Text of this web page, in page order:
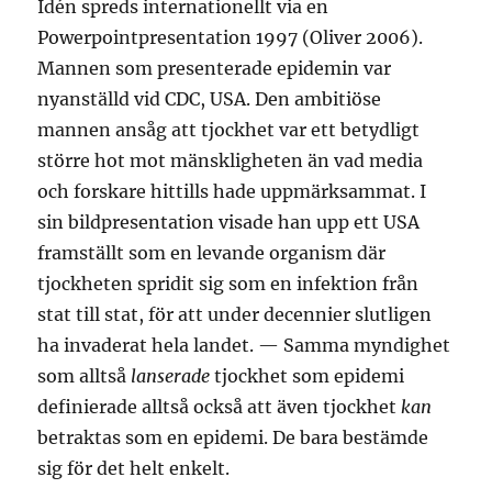
Idén spreds internationellt via en
Powerpointpresentation 1997 (Oliver 2006).
Mannen som presenterade epidemin var
nyanställd vid CDC, USA. Den ambitiöse
mannen ansåg att tjockhet var ett betydligt
större hot mot mänskligheten än vad media
och forskare hittills hade uppmärksammat. I
sin bildpresentation visade han upp ett USA
framställt som en levande organism där
tjockheten spridit sig som en infektion från
stat till stat, för att under decennier slutligen
ha invaderat hela landet. — Samma myndighet
som alltså lanserade tjockhet som epidemi
definierade alltså också att även tjockhetkan
betraktas som en epidemi. De bara bestämde
sig för det helt enkelt.